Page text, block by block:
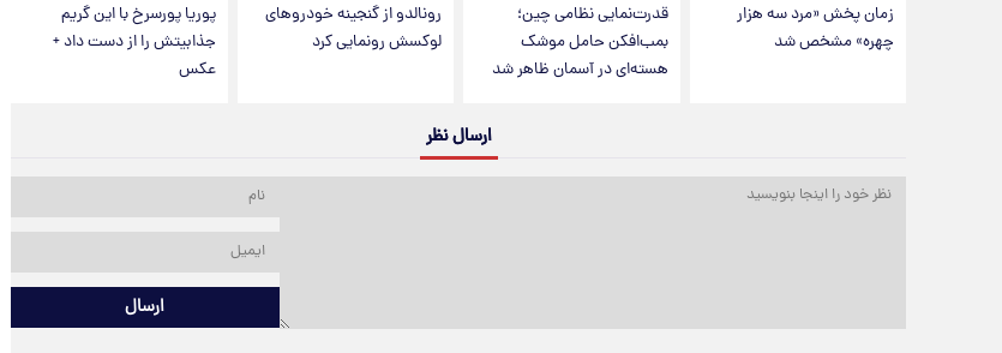
زمان پخش «مرد سه هزار
چهره» مشخص شد
قدرت‌نمایی نظامی چین؛
بمب‌افکن حامل موشک
هسته‌ای در آسمان ظاهر شد
رونالدو از گنجینه خودروهای
لوکسش رونمایی کرد
پوریا پورسرخ با این گریم
جذابیتش را از دست داد +
عکس
ارسال نظر
ارسال